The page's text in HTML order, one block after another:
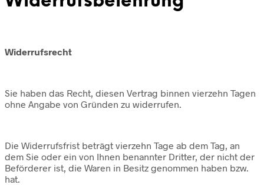
Widerrufsrecht
Sie haben das Recht, diesen Vertrag binnen vierzehn Tagen
ohne Angabe von Gründen zu widerrufen.
Die Widerrufsfrist beträgt vierzehn Tage ab dem Tag, an
dem Sie oder ein von Ihnen benannter Dritter, der nicht der
Beförderer ist, die Waren in Besitz genommen haben bzw.
hat.